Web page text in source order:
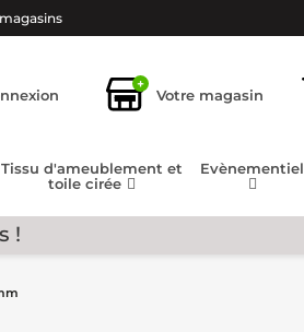
+
Votre magasin
Tissu d'ameublement et
toile cirée
Evènementiel
!